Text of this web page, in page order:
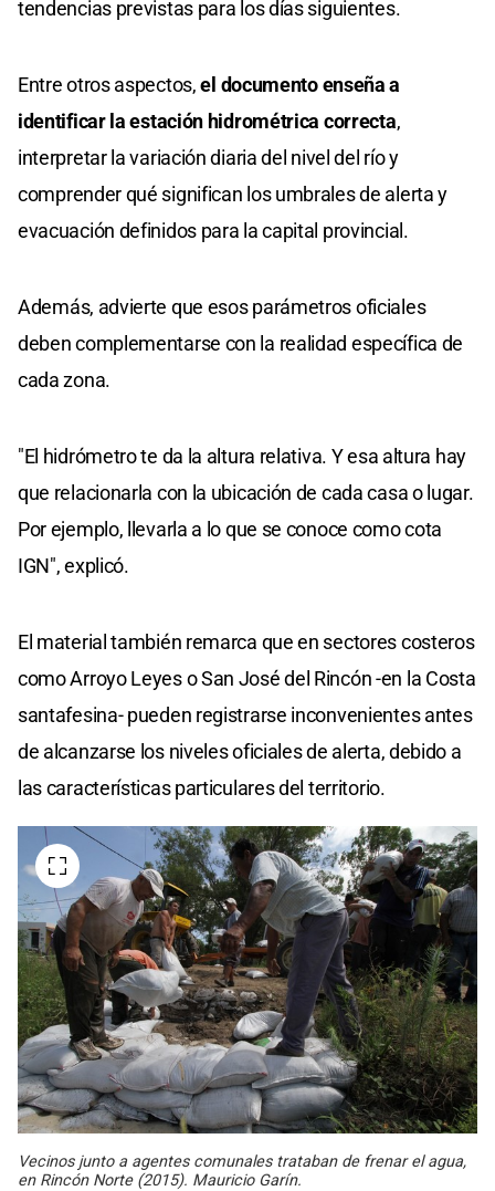
tendencias previstas para los días siguientes.
Entre otros aspectos,el documento enseña a
identificar la estación hidrométrica correcta,
interpretar la variación diaria del nivel del río y
comprender qué significan los umbrales de alerta y
evacuación definidos para la capital provincial.
Además, advierte que esos parámetros oficiales
deben complementarse con la realidad específica de
cada zona.
"El hidrómetro te da la altura relativa. Y esa altura hay
que relacionarla con la ubicación de cada casa o lugar.
Por ejemplo, llevarla a lo que se conoce como cota
IGN", explicó.
El material también remarca que en sectores costeros
como Arroyo Leyes o San José del Rincón -en la Costa
santafesina- pueden registrarse inconvenientes antes
de alcanzarse los niveles oficiales de alerta, debido a
las características particulares del territorio.
Vecinos junto a agentes comunales trataban de frenar el agua,
en Rincón Norte (2015). Mauricio Garín.